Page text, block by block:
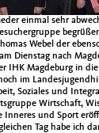
einmal sehr
Webel der
Dienstag nach
IHK Magdeburg in
im
Soziales und
Wirtschaft,
Inneres und Sport
Tag habe ich